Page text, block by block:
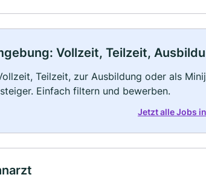
Vollzeit, Teilzeit,
Teilzeit, zur Ausbildung oder als
Einfach filtern und bewerben.
Jetzt alle Jobs